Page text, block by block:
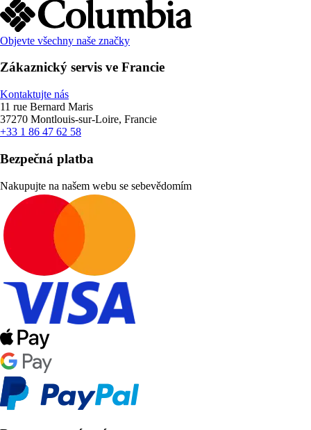
Objevte všechny naše značky
Zákaznický servis ve Francie
Kontaktujte nás
11 rue Bernard Maris
37270 Montlouis-sur-Loire, Francie
+33 1 86 47 62 58
Bezpečná platba
Nakupujte na našem webu se sebevědomím